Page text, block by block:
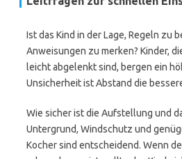
Ist das Kind in der Lage, Regeln zu
Anweisungen zu merken? Kinder,
leicht abgelenkt sind, bergen ein
Unsicherheit ist Abstand die
Wie sicher ist die Aufstellung und
Untergrund, Windschutz und
Kocher sind entscheidend. Wenn